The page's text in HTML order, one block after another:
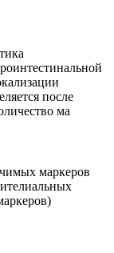
после
ма
маркеров